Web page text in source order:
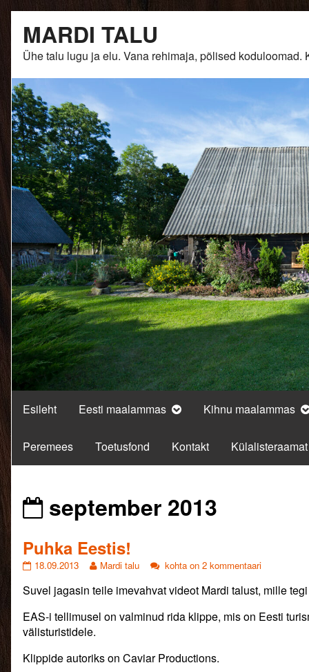
content
MARDI TALU
Ühe talu lugu ja elu. Vana rehimaja, põlised
Esileht Eesti maalammas Kihnu maalammas
Peremees Toetusfond Kontakt Külalisteraamat
Posts
from
september 2013
Puhka Eestis!
Puhka
published
18.09.2013
Read
posts
the
Puhka
Eestis!,
Mardi talu
Puhka
kohta on 2 kommentaari
Suvel jagasin teile imevahvat videot Mardi talust, mille
EAS-i tellimusel on valminud rida klippe, mis on Eesti
välisturistidele.
Klippide autoriks on Caviar Productions.